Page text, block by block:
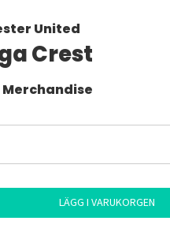
United
Crest
LÄGG I VARUKORGEN